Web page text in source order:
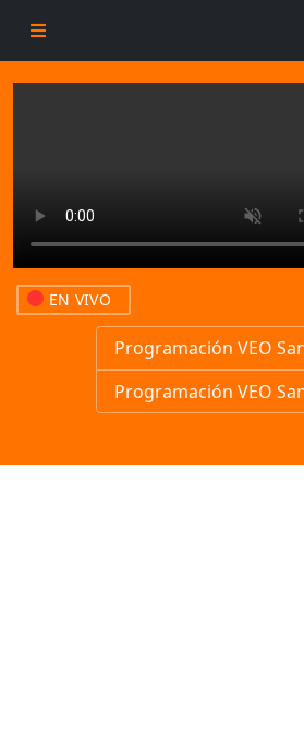
EN VIVO
Programación VEO
Programación VEO